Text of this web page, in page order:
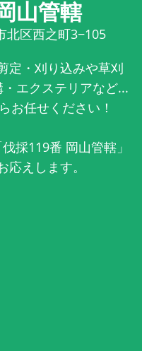
山管轄
北区西之町3−105
定・刈り込みや草刈
エクステリアなど...
お任せください！
採119番 岡山管轄」
えします。